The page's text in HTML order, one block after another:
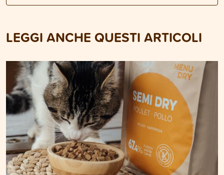
LEGGI ANCHE QUESTI ARTICOLI